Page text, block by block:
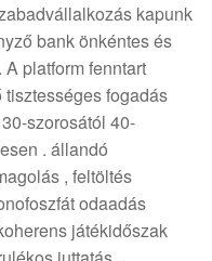
kapunk
bank önkéntes és
platform fenntart
fogadás
szorosától 40-
. állandó
, feltöltés
odaadás
játékidőszak